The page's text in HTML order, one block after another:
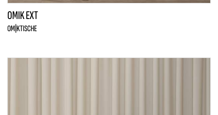
OMIK EXT
OMIKTISCHE